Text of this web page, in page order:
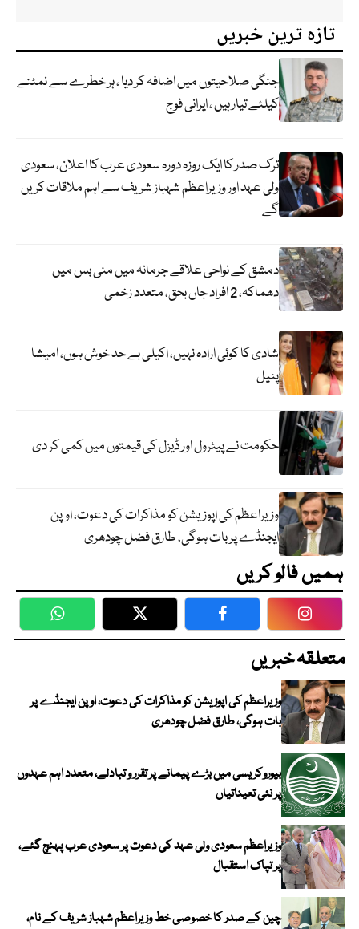
تازہ ترین خبریں
جنگی صلاحیتوں میں اضافہ کر دیا ، ہر خطرے سے نمٹنے
کیلئے تیار ہیں ، ایرانی فوج
ترک صدر کا ایک روزہ دورہ سعودی عرب کا اعلان، سعودی
ولی عہد اور وزیراعظم شہباز شریف سے اہم ملاقات کریں
گے
دمشق کے نواحی علاقے جرمانہ میں منی بس میں
دھماکہ، 2 افراد جاں بحق، متعدد زخمی
شادی کا کوئی ارادہ نہیں، اکیلی بے حد خوش ہوں، امیشا
پٹیل
حکومت نے پیٹرول اور ڈیزل کی قیمتوں میں کمی کر دی
وزیراعظم کی اپوزیشن کو مذاکرات کی دعوت، اوپن
ایجنڈے پر بات ہوگی، طارق فضل چودھری
ہمیں فالو کریں
WhatsApp Twitter Facebook
متعلقہ خبریں
وزیراعظم کی اپوزیشن کو مذاکرات کی دعوت، اوپن ایجنڈے پر
بات ہوگی، طارق فضل چودھری
بیوروکریسی میں بڑے پیمانے پر تقرر و تبادلے، متعدد اہم عہدوں
پر نئی تعیناتیاں
وزیراعظم سعودی ولی عہد کی دعوت پر سعودی عرب پہنچ گئے،
پر تپاک استقبال
چین کے صدر کا خصوصی خط وزیراعظم شہباز شریف کے نام،